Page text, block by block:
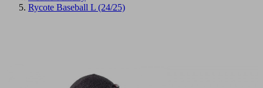
Rycote Baseball L (24/25)